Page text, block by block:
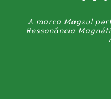
A marca Magsul
Ressonância